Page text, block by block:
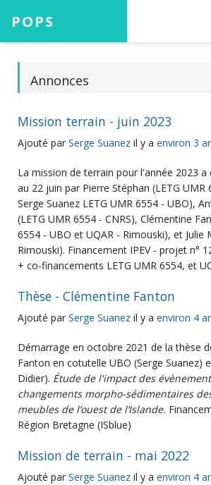
POPS
Aide
Connexion
Annonces
Mission terrain - juin 2023
Ajouté par Serge Suanez il y a environ 3
La mission de terrain pour l'année 2023
au 22 juin par Pierre Stéphan (LETG UMR
Serge Suanez LETG UMR 6554 - UBO),
(LETG UMR 6554 - CNRS), Clémentine
6554 - UBO et UQAR - Rimouski), et Julie
Rimouski). Financement IPEV - projet n°
+ co-financements LETG UMR 6554, et
Thèse - Clémentine Fanton
Ajouté par Serge Suanez il y a environ 4
Démarrage en octobre 2021 de la thèse
Fanton en cotutelle UBO (Serge Suanez)
Didier). Étude de l'impact des
changements morpho-sédimentaires
meubles de l’ouest de l’Islande.
Région Bretagne (ISblue)
Mission de terrain - mai 2022
Ajouté par Serge Suanez il y a environ 4